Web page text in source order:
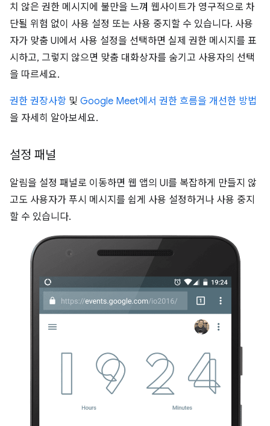
치 않은 권한 메시지에 불만을 느껴 웹사이트가 영구적으로 차
단될 위험 없이 사용 설정 또는 사용 중지할 수 있습니다. 사용
자가 맞춤 UI에서 사용 설정을 선택하면 실제 권한 메시지를 표
시하고, 그렇지 않으면 맞춤 대화상자를 숨기고 사용자의 선택
을 따르세요.
권한 권장사항 및 Google Meet에서 권한 흐름을 개선한 방법
을 자세히 알아보세요.
설정 패널
알림을 설정 패널로 이동하면 웹 앱의 UI를 복잡하게 만들지 않
고도 사용자가 푸시 메시지를 쉽게 사용 설정하거나 사용 중지
할 수 있습니다.